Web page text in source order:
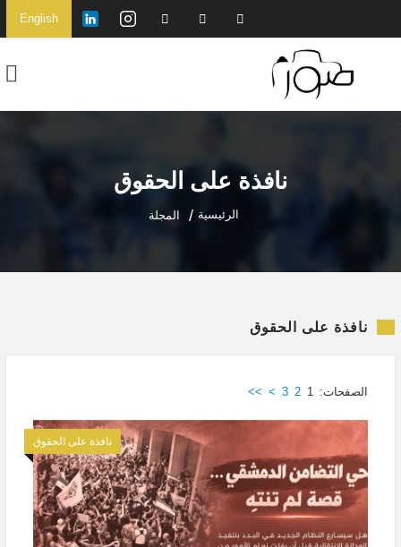
English
نافذة على الحقوق
الرئيسية المجلة
نافذة على الحقوق
الصفحات: 1
2
3
>
>>
نافذة على الحقوق